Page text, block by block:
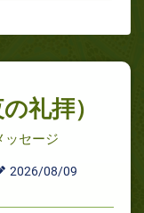
礼拝）
ッセージ
2026/08/09